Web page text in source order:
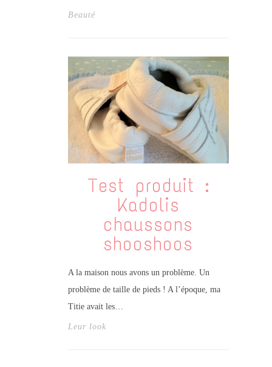
Beauté
Test produit :
Kadolis
chaussons
shooshoos
A la maison nous avons un problème. Un
problème de taille de pieds ! A l’époque, ma
Titie avait les…
Leur look